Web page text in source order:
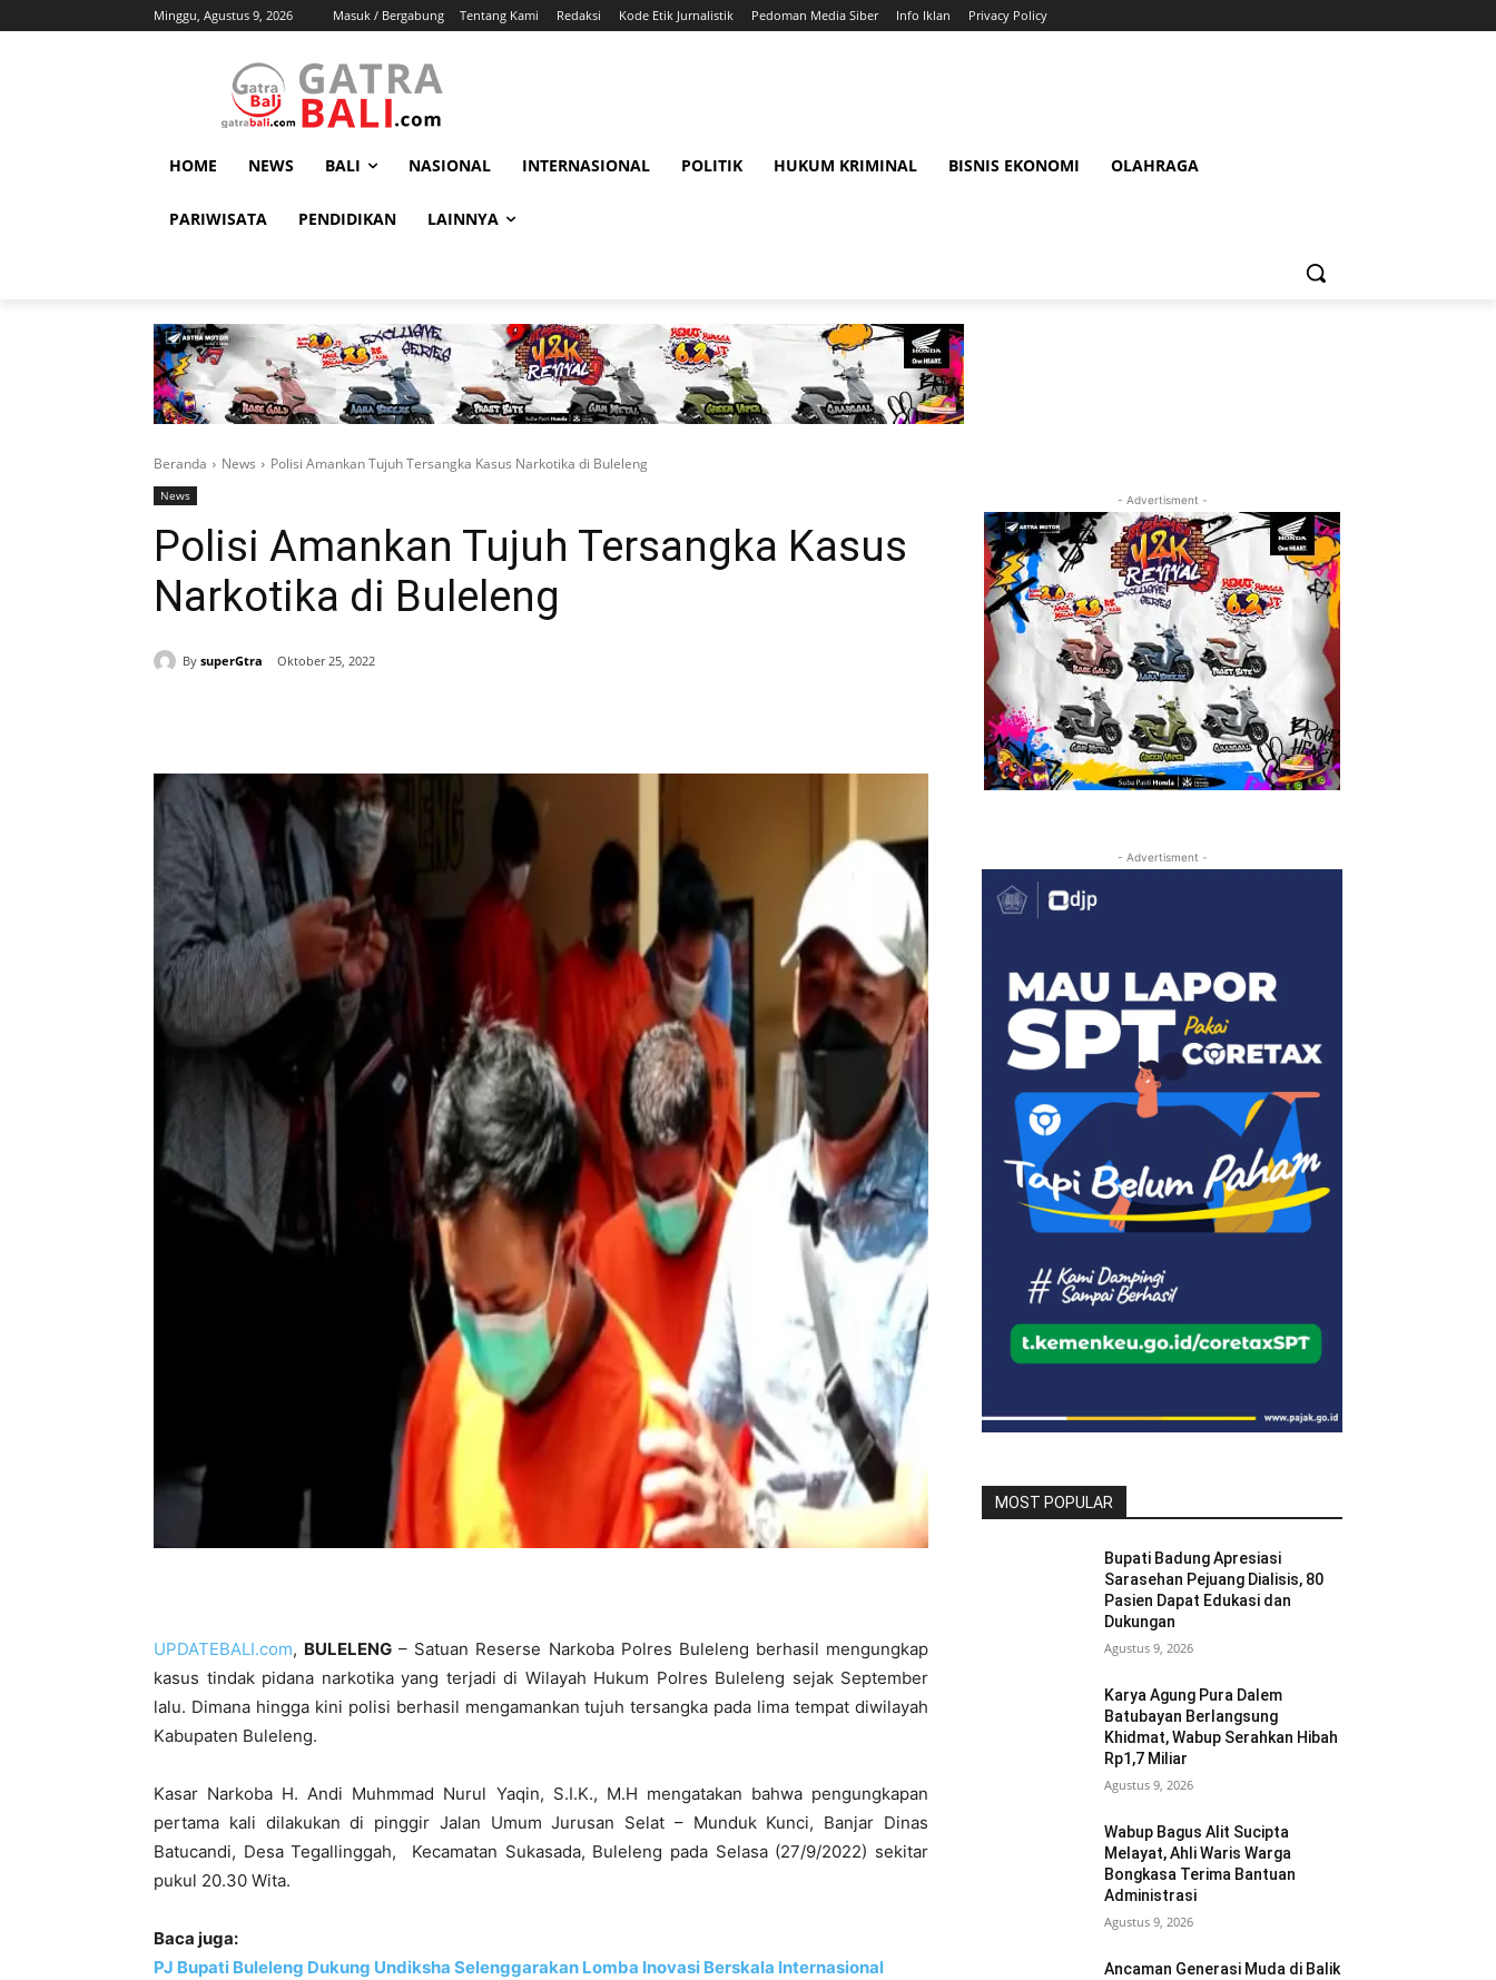
Minggu, Agustus 9, 2026 Masuk / Bergabung Tentang Kami Redaksi Kode Etik Jurnalistik Pedoman Media Siber Info Iklan Privacy Policy
HOME NEWS BALI NASIONAL INTERNASIONAL POLITIK HUKUM KRIMINAL BISNIS EKONOMI OLAHRAGA
PARIWISATA PENDIDIKAN LAINNYA
Beranda News Polisi Amankan Tujuh Tersangka Kasus Narkotika di Buleleng
News
Polisi Amankan Tujuh Tersangka Kasus
Narkotika di Buleleng
By superGtra Oktober 25, 2022
UPDATEBALI.com, BULELENG – Satuan Reserse Narkoba Polres Buleleng berhasil mengungkap
kasus tindak pidana narkotika yang terjadi di Wilayah Hukum Polres Buleleng sejak September
lalu. Dimana hingga kini polisi berhasil mengamankan tujuh tersangka pada lima tempat diwilayah
Kabupaten Buleleng.
Kasar Narkoba H. Andi Muhmmad Nurul Yaqin, S.I.K., M.H mengatakan bahwa pengungkapan
pertama kali dilakukan di pinggir Jalan Umum Jurusan Selat – Munduk Kunci, Banjar Dinas
Batucandi, Desa Tegallinggah, Kecamatan Sukasada, Buleleng pada Selasa (27/9/2022) sekitar
pukul 20.30 Wita.
Baca juga:
PJ Bupati Buleleng Dukung Undiksha Selenggarakan Lomba Inovasi Berskala Internasional
- Advertisment -
- Advertisment -
MOST POPULAR
Bupati Badung Apresiasi
Sarasehan Pejuang Dialisis, 80
Pasien Dapat Edukasi dan
Dukungan
Agustus 9, 2026
Karya Agung Pura Dalem
Batubayan Berlangsung
Khidmat, Wabup Serahkan Hibah
Rp1,7 Miliar
Agustus 9, 2026
Wabup Bagus Alit Sucipta
Melayat, Ahli Waris Warga
Bongkasa Terima Bantuan
Administrasi
Agustus 9, 2026
Ancaman Generasi Muda di Balik